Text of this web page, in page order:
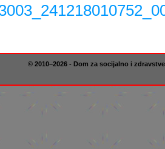
© 2010–2026 - Dom za socijalno i